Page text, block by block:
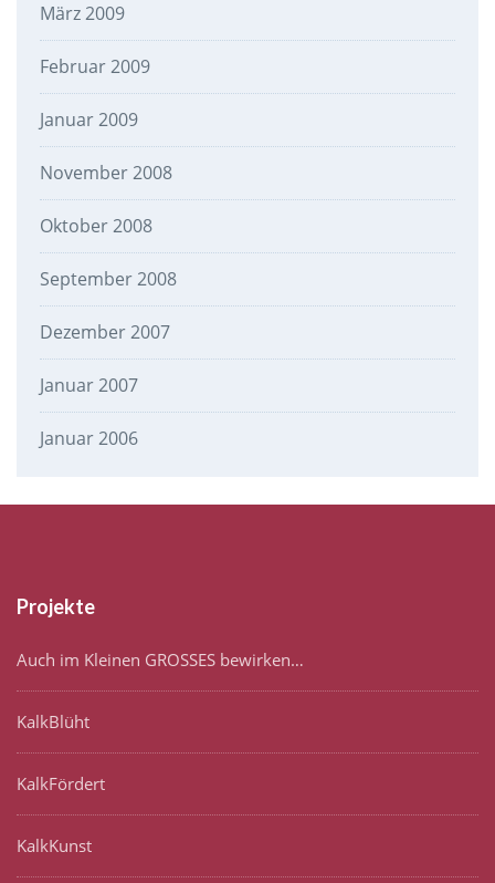
März 2009
Februar 2009
Januar 2009
November 2008
Oktober 2008
September 2008
Dezember 2007
Januar 2007
Januar 2006
Projekte
Auch im Kleinen GROSSES bewirken…
KalkBlüht
KalkFördert
KalkKunst